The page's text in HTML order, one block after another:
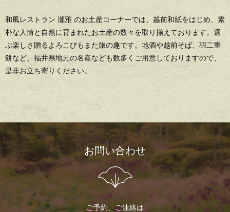
和風レストラン 瀧雅 のお土産コーナーでは、越前和紙をはじめ、素
朴な人情と自然に育まれたお土産の数々を取り揃えております。 選
ぶ楽しさ贈るよろこびもまた旅の趣です。 地酒や越前そば、羽二重
餅など、福井県地元の名産なども数多くご用意しておりますので、
是非お立ち寄りください。
お問い合わせ
ご予約、ご連絡は